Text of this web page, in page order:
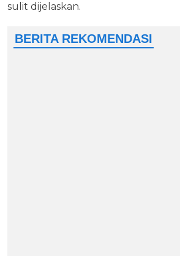
sulit dijelaskan.